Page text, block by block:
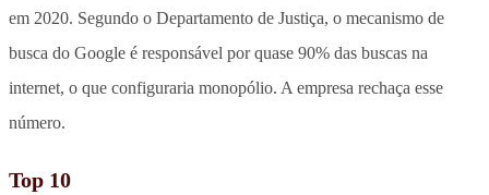
em 2020. Segundo o Departamento de Justiça, o mecanismo de
busca do Google é responsável por quase 90% das buscas na
internet, o que configuraria monopólio. A empresa rechaça esse
número.
Top 10